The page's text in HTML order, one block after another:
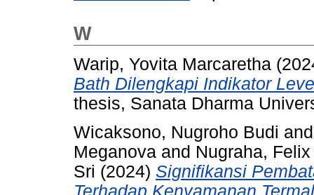
W
Warip, Yovita Marcaretha
Bath Dilengkapi Indikator
thesis, Sanata Dharma
Wicaksono, Nugroho Budi
Meganova and Nugraha,
Sri (2024) Signifikansi
Terhadap Kenyamanan